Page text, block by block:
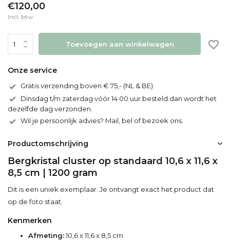
€120,00
Incl. btw
Toevoegen aan winkelwagen
Onze service
Gratis verzending boven € 75,- (NL & BE)
Dinsdag t/m zaterdag vóór 14:00 uur besteld dan wordt het
dezelfde dag verzonden.
Wil je persoonlijk advies? Mail, bel of bezoek ons.
Productomschrijving
Bergkristal cluster op standaard 10,6 x 11,6 x
8,5 cm | 1200 gram
Dit is een uniek exemplaar. Je ontvangt exact het product dat
op de foto staat.
Kenmerken
Afmeting:10,6 x 11,6 x 8,5 cm